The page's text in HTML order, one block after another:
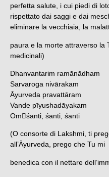
perfetta salute, i cui piedi di
rispettato dai saggi e dai
eliminare la vecchiaia, la
paura e la morte attraverso la
medicinali)
Dhanvantarim ramānādham
Sarvaroga nivārakam
Āyurveda pravattāram
Vande pīyushadāyakam
Omśanti, śanti, śanti
(O consorte di Lakshmi, ti
all’Āyurveda, prego che Tu mi
benedica con il nettare